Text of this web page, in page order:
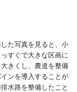
た写真を見ると、小
すぐで大きな区画に
きくし、農道を整備
ンを導入することが
水路を整備したこと